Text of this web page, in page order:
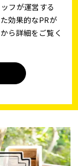
フが運営する
効果的なPRが
ら詳細をご覧く